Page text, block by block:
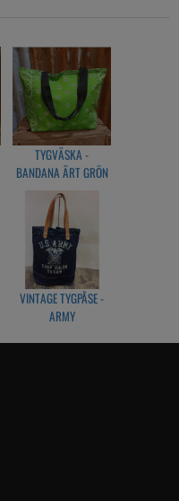
TYGVÄSKA -
BANDANA ÄRT GRÖN
VINTAGE TYGPÅSE -
ARMY